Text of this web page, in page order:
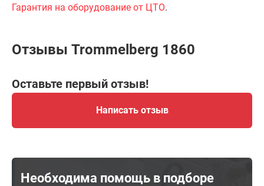
Гарантия на оборудование от ЦТО.
Отзывы Trommelberg 1860
Оставьте первый отзыв!
Написать отзыв
Необходима помощь в подборе